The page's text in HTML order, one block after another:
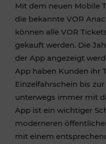
Mit dem neuen Mobile
die bekannte VOR
können alle VOR
gekauft werden. Die
der App angezeigt
App haben Kunden ihr
Einzelfahrschein bis
unterwegs immer mit
App ist ein wichtiger
moderneren
mit einem